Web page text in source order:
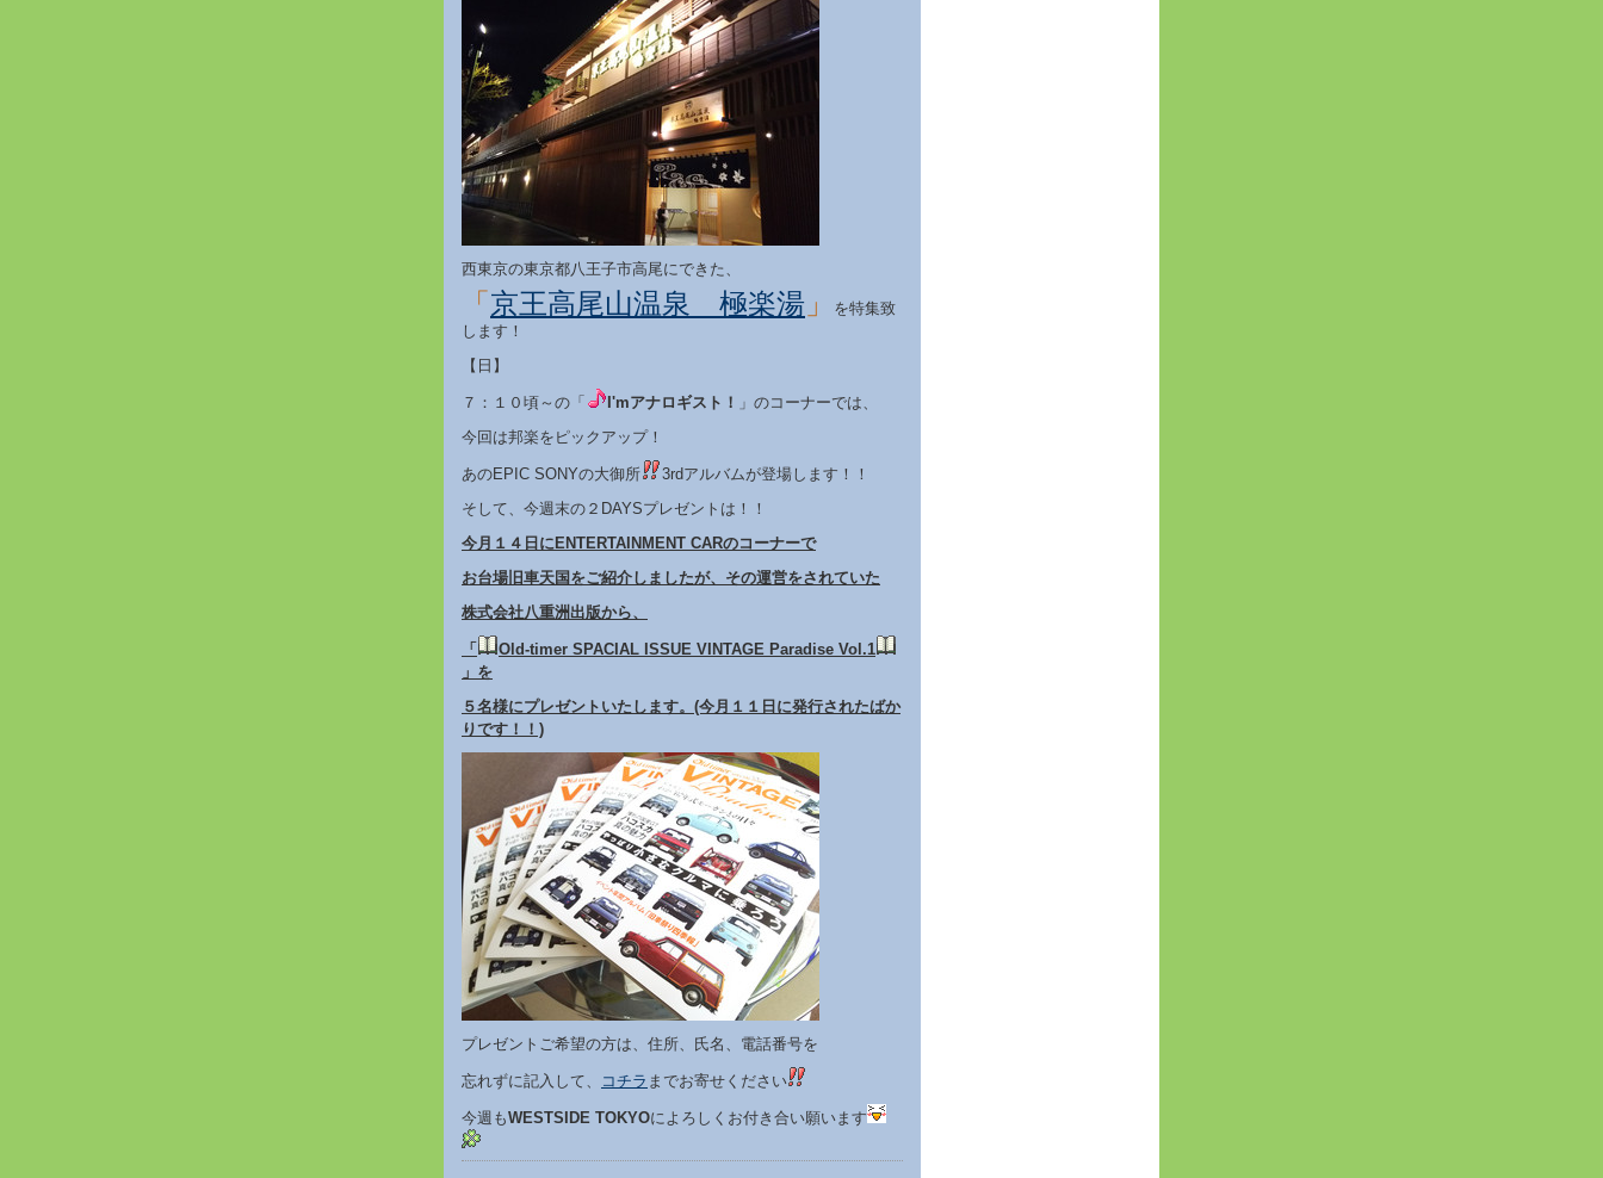
西東京の東京都八王子市高尾にできた、
「 京王高尾山温泉 極楽湯 」
を特集致
します！
【日】
７：１０頃～の「 I'mアナロギスト！ 」のコーナーでは、
今回は邦楽をピックアップ！
あのEPIC SONYの大御所
3rdアルバムが登場します！！
そして、今週末の２DAYSプレゼントは！！
今月１４日にENTERTAINMENT CARのコーナーで
お台場旧車天国をご紹介しましたが、その運営をされていた
株式会社八重洲出版から、
「
Old-timer SPACIAL ISSUE VINTAGE Paradise Vol.1
」を
５名様にプレゼントいたします。(今月１１日に発行されたばか
りです！！)
プレゼントご希望の方は、住所、氏名、電話番号を
忘れずに記入して、 コチラ までお寄せください
今週もWESTSIDE TOKYOによろしくお付き合い願います